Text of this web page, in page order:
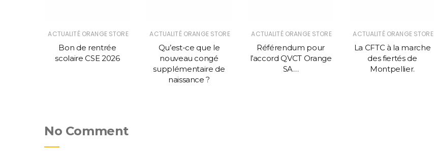
ACTUALITÉ ORANGE STORE
Bon de rentrée
scolaire CSE 2026
ACTUALITÉ ORANGE STORE
Qu’est-ce que le
nouveau congé
supplémentaire de
naissance ?
ACTUALITÉ ORANGE STORE
Référendum pour
l’accord QVCT Orange
SA…
ACTUALITÉ ORANGE STORE
La CFTC à la marche
des fiertés de
Montpellier.
No Comment